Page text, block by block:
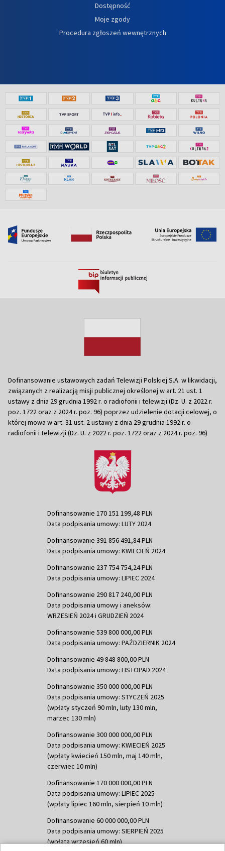
Dostępność
Moje zgody
Procedura zgłoszeń wewnętrznych
Dofinansowanie ustawowych zadań Telewizji Polskiej S.A. w likwidacji,
związanych z realizacją misji publicznej określonej w art. 21 ust. 1
ustawy z dnia 29 grudnia 1992 r. o radiofonii i telewizji (Dz. U. z 2022 r.
poz. 1722 oraz z 2024 r. poz. 96) poprzez udzielenie dotacji celowej, o
której mowa w art. 31 ust. 2 ustawy z dnia 29 grudnia 1992 r. o
radiofonii i telewizji (Dz. U. z 2022 r. poz. 1722 oraz z 2024 r. poz. 96)
Dofinansowanie 170 151 199,48 PLN
Data podpisania umowy: LUTY 2024
Dofinansowanie 391 856 491,84 PLN
Data podpisania umowy: KWIECIEŃ 2024
Dofinansowanie 237 754 754,24 PLN
Data podpisania umowy: LIPIEC 2024
Dofinansowanie 290 817 240,00 PLN
Data podpisania umowy i aneksów:
WRZESIEŃ 2024 i GRUDZIEŃ 2024
Dofinansowanie 539 800 000,00 PLN
Data podpisania umowy: PAŹDZIERNIK 2024
Dofinansowanie 49 848 800,00 PLN
Data podpisania umowy: LISTOPAD 2024
Dofinansowanie 350 000 000,00 PLN
Data podpisania umowy: STYCZEŃ 2025
(wpłaty styczeń 90 mln, luty 130 mln,
marzec 130 mln)
Dofinansowanie 300 000 000,00 PLN
Data podpisania umowy: KWIECIEŃ 2025
(wpłaty kwiecień 150 mln, maj 140 mln,
czerwiec 10 mln)
Dofinansowanie 170 000 000,00 PLN
Data podpisania umowy: LIPIEC 2025
(wpłaty lipiec 160 mln, sierpień 10 mln)
Dofinansowanie 60 000 000,00 PLN
Data podpisania umowy: SIERPIEŃ 2025
(wpłata wrzesień 60 mln)